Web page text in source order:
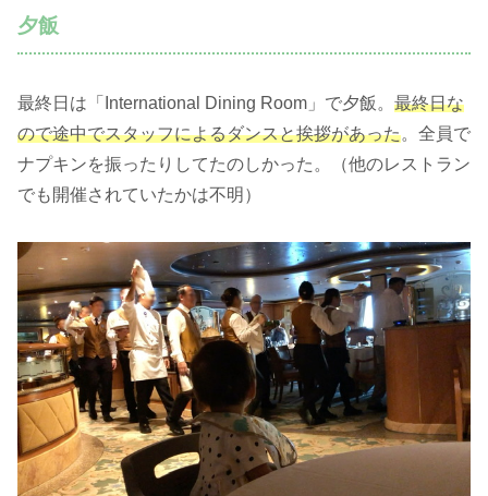
夕飯
最終日は「International Dining Room」で夕飯。 最終日な
ので途中でスタッフによるダンスと挨拶があった。全員で
ナプキンを振ったりしてたのしかった。（他のレストラン
でも開催されていたかは不明）